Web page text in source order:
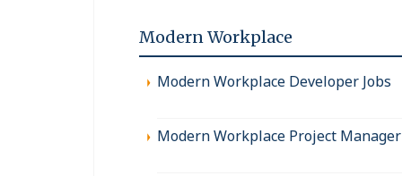
Modern Workplace
Modern Workplace Developer Jobs
Modern Workplace Project Manager